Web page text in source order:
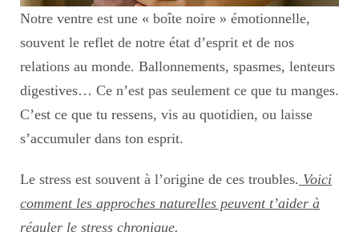
Notre ventre est une « boîte noire » émotionnelle,
souvent le reflet de notre état d’esprit et de nos
relations au monde. Ballonnements, spasmes, lenteurs
digestives… Ce n’est pas seulement ce que tu manges.
C’est ce que tu ressens, vis au quotidien, ou laisse
s’accumuler dans ton esprit.
Le stress est souvent à l’origine de ces troubles. Voici
comment les approches naturelles peuvent t’aider à
réguler le stress chronique.